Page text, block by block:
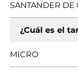
SANTANDER DE
¿Cuál es el
MICRO